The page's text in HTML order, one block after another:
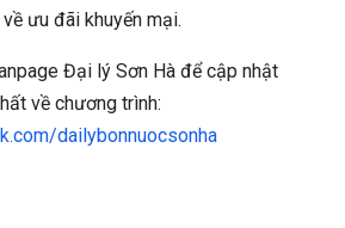
ưu đãi khuyến mại.
Đại lý Sơn Hà để cập nhật
về chương trình:
dailybonnuocsonha